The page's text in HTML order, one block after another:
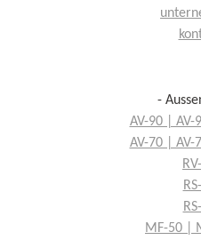
-
AV-90 | AV-
AV-70 | AV-
MF-50 |